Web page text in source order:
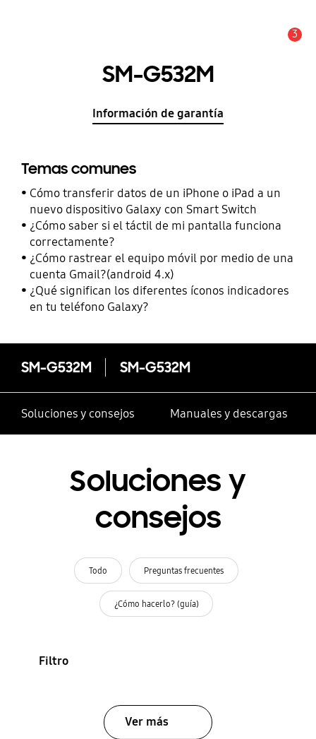
3
SM-G532M
Información de garantía
Temas comunes
Cómo transferir datos de un iPhone o iPad a un
nuevo dispositivo Galaxy con Smart Switch
¿Cómo saber si el táctil de mi pantalla funciona
correctamente?
¿Cómo rastrear el equipo móvil por medio de una
cuenta Gmail?(android 4.x)
¿Qué significan los diferentes íconos indicadores
en tu teléfono Galaxy?
SM-G532M SM-G532M
Soluciones y consejos Manuales y descargas
Soluciones y
consejos
Todo Preguntas frecuentes
¿Cómo hacerlo? (guía)
Filtro
Ver más